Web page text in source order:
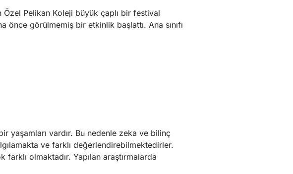
Özel Pelikan Koleji büyük çaplı bir festival
önce görülmemiş bir etkinlik başlattı. Ana sınıfı
yaşamları vardır. Bu nedenle zeka ve bilinç
ve farklı değerlendirebilmektedirler.
olmaktadır. Yapılan araştırmalarda